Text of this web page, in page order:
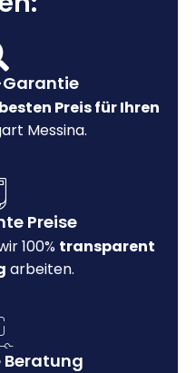
besten Preis für Ihren
Messina.
Preise
100% transparent
arbeiten.